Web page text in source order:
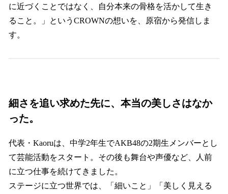
に近づくことではなく、自分本来の骨格を活かして生き
ること。」というCROWNの想いを、原宿から発信しま
す。
細さを追い求めた先に、本当の美しさはなか
った。
代表・Kaoruは、中学2年生でAKB48の2期生メンバーとし
て芸能活動をスタート。その後も舞台や声優など、人前
に立つ仕事を続けてきました。
ステージに立つ世界では、「細いこと」「美しく見える